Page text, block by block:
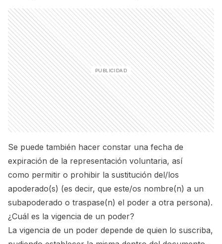
Se puede también hacer constar una fecha de
expiración de la representación voluntaria, así
como permitir o prohibir la sustitución del/los
apoderado(s) (es decir, que este/os nombre(n) a un
subapoderado o traspase(n) el poder a otra persona).
¿Cuál es la vigencia de un poder?
La vigencia de un poder depende de quien lo suscriba,